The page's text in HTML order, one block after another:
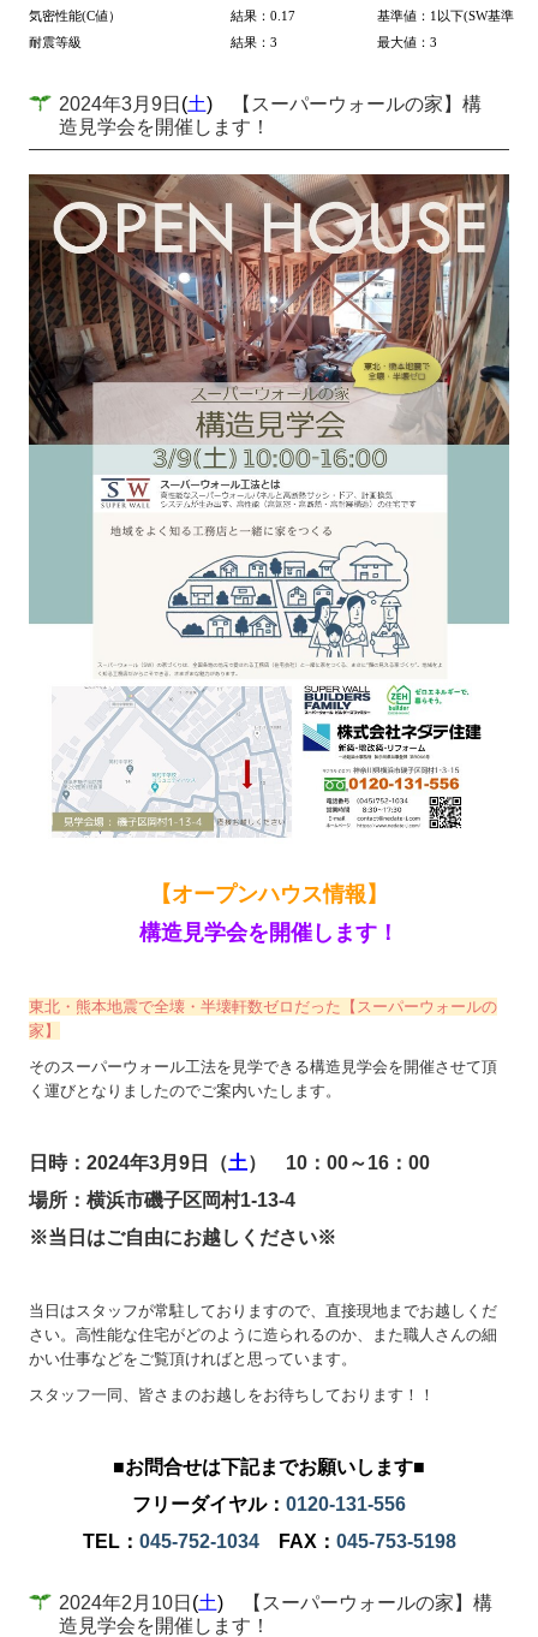
気密性能(C値 ） 結果：0.17 基準値： 1以下(SW基準
耐震等級
結果：3 最大値：3
2024年3月9日 (土) 【スーパーウォールの家】構
造見学会を開催します！
【オープンハウス情報】
構造見学会を開催します！
東北・熊本地震で全壊・半壊軒数ゼロだった【スーパーウォールの
家】
そのスーパーウォール工法を見学できる構造見学会を開催させて頂
く運びとなりましたのでご案内いたします。
日時：2024年3月9日（土） 10：00～16：00
場所：横浜市磯子区岡村1-13-4
※当日はご自由にお越しください※
当日はスタッフが常駐しておりますので、直接現地までお越しくだ
さい。高性能な住宅がどのように造られるのか、また職人さんの細
かい仕事などをご覧頂ければと思っています。
スタッフ一同、皆さまのお越しをお待ちしております！！
■お問合せは下記までお願いします■
フリーダイヤル： 0120-131-556
TEL： 045-752-1034FAX： 045-753-5198
2024年2月10日 (土) 【スーパーウォールの家】構
造見学会を開催します！